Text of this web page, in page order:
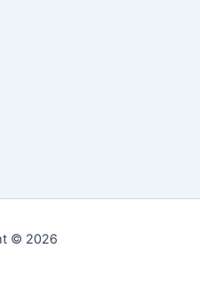
© 2026